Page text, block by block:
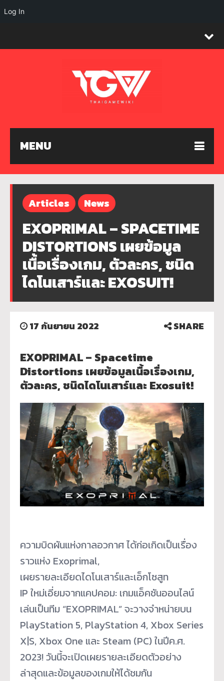
MENU
Articles News
EXOPRIMAL – SPACETIME
DISTORTIONS เผยข้อมูล
เนื้อเรื่องเกม, ตัวละคร, ชนิด
ไดโนเสาร์และ EXOSUIT!
17 กันยายน 2022 SHARE
EXOPRIMAL – Spacetime
Distortions เผยข้อมูลเนื้อเรื่องเกม,
ตัวละคร, ชนิดไดโนเสาร์และ Exosuit!
ความบิดผันแห่งกาลอวกาศ ได้ก่อเกิดเป็นเรื่อง
ราวแห่ง Exoprimal,
เผยรายละเอียดไดโนเสาร์และเอ็กโซสูท
IP ใหม่เอี่ยมจากแคปคอม: เกมแอ็คชันออนไลน์
เล่นเป็นทีม “EXOPRIMAL” จะวางจำหน่ายบน
PlayStation 5, PlayStation 4, Xbox Series
X|S, Xbox One และ Steam (PC) ในปีค.ศ.
2023! วันนี้จะเปิดเผยรายละเอียดตัวอย่าง
ล่าสุดและข้อมูลของเกมให้ได้ชมกัน
Log In